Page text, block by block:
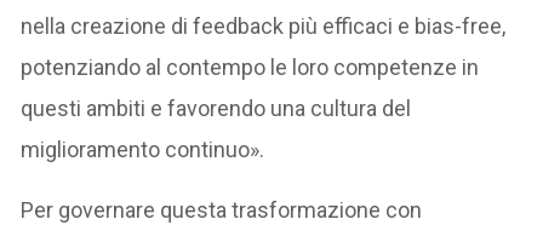
nella creazione di feedback più efficaci e bias-free,
potenziando al contempo le loro competenze in
questi ambiti e favorendo una cultura del
miglioramento continuo».
Per governare questa trasformazione con